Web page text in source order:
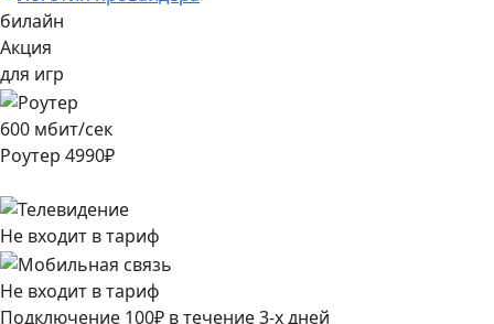
билайн
Акция
для игр
600 мбит/сек
Роутер 4990₽
Не входит в тариф
Не входит в тариф
Подключение 100₽ в течение3-х дней